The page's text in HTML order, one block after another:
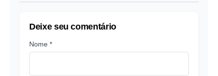
Deixe seu comentário
Nome *